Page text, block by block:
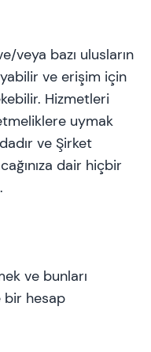
veya bazı ulusların
ve erişim için
Hizmetleri
uymak
ve Şirket
dair hiçbir
ve bunları
bir hesap